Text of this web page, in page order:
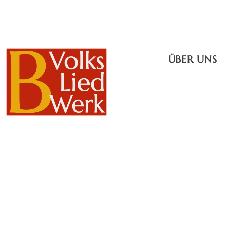
ÜBER UNS